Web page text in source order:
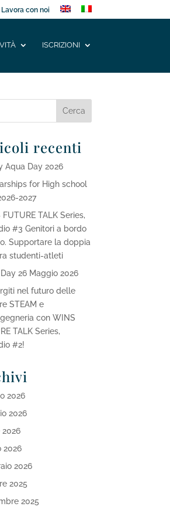
Lavora con noi
ISCRIZIONI
recenti
Aqua Day 2026
for High school
2027
TALK Series,
#3 Genitori a bordo
Supportare la doppia
studenti-atleti
26 Maggio 2026
nel futuro delle
STEAM e
con WINS
TALK Series,
#2!
2026
2026
2026
2026
2025
2025